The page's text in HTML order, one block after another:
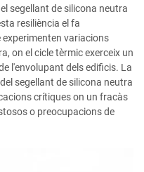
segellant de silicona neutra
resiliència el fa
variacions
on el cicle tèrmic exerceix un
l'envolupant dels edificis. La
segellant de silicona neutra
crítiques on un fracàs
o preocupacions de